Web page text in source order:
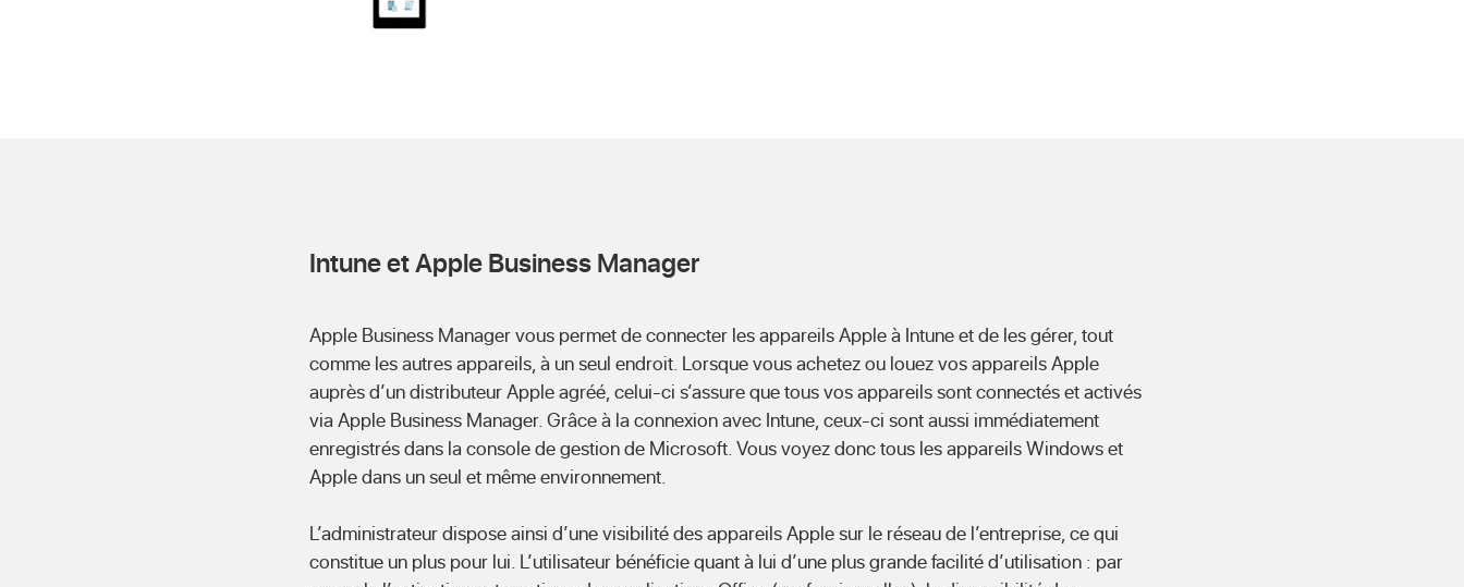
Intune et Apple Business Manager
Apple Business Manager vous permet de connecter les appareils Apple à Intune et de les gérer, tout
comme les autres appareils, à un seul endroit. Lorsque vous achetez ou louez vos appareils Apple
auprès d’un distributeur Apple agréé, celui-ci s’assure que tous vos appareils sont connectés et activés
via Apple Business Manager. Grâce à la connexion avec Intune, ceux-ci sont aussi immédiatement
enregistrés dans la console de gestion de Microsoft. Vous voyez donc tous les appareils Windows et
Apple dans un seul et même environnement.
L’administrateur dispose ainsi d’une visibilité des appareils Apple sur le réseau de l’entreprise, ce qui
constitue un plus pour lui. L’utilisateur bénéficie quant à lui d’une plus grande facilité d’utilisation : par